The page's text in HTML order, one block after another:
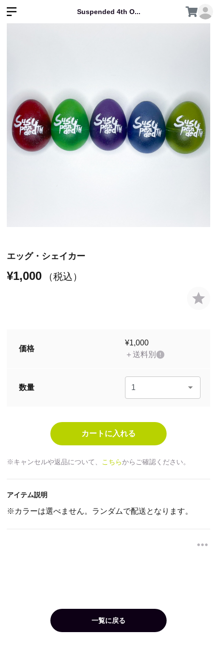
Suspended 4th O...
エッグ・シェイカー
¥1,000 （税込）
価格
¥1,000
＋送料別
数量
※キャンセルや返品について、 こちらからご確認ください。
アイテム説明
※カラーは選べません。ランダムで配送となります。
一覧に戻る